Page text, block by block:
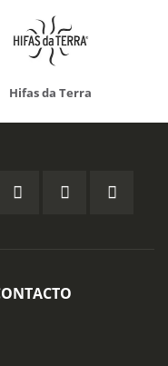
Hifas da Terra